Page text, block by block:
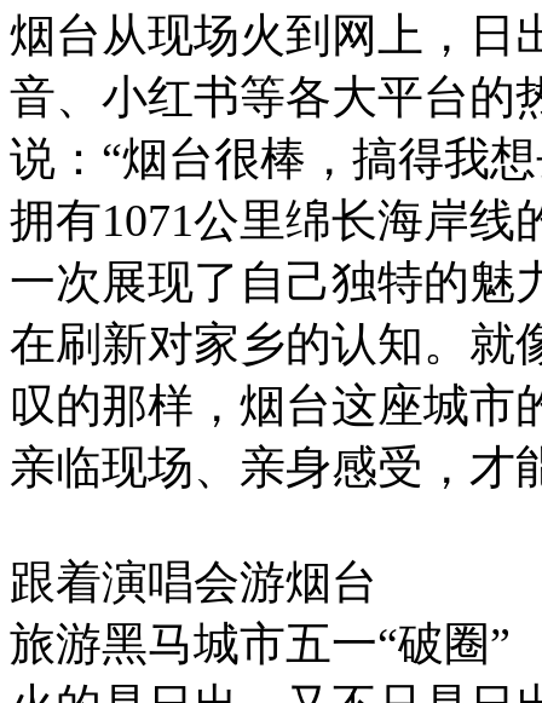
烟台从现场火到网上，日
音、小红书等各大平台的
说：“烟台很棒，搞得我
拥有1071公里绵长海岸
一次展现了自己独特的魅
在刷新对家乡的认知。就
叹的那样，烟台这座城市
亲临现场、亲身感受，才
跟着演唱会游烟台
旅游黑马城市五一“破圈”